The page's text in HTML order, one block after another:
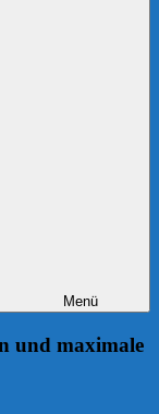
Menü
und maximale